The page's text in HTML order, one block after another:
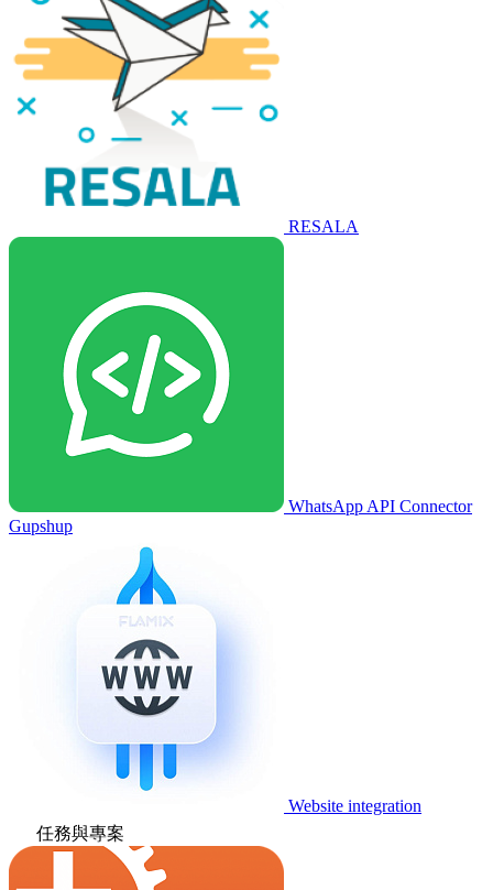
RESALA
WhatsApp API Connector
Gupshup
Website integration
任務與專案